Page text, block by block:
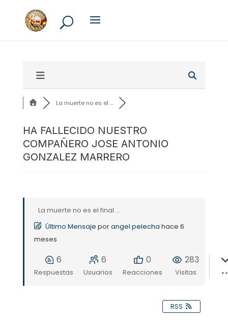
La muerte no es el ...
HA FALLECIDO NUESTRO
COMPAÑERO JOSE ANTONIO
GONZALEZ MARRERO
La muerte no es el final ...
Último Mensaje porangel pelecha hace 6
meses
6
Respuestas
6
Usuarios
0
Reacciones
283
Visitas
RSS